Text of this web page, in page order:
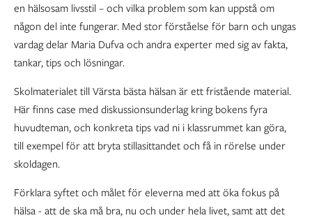
en hälsosam livsstil – och vilka problem som kan uppstå om
någon del inte fungerar. Med stor förståelse för barn och ungas
vardag delar Maria Dufva och andra experter med sig av fakta,
tankar, tips och lösningar.
Skolmaterialet till Värsta bästa hälsan är ett fristående material.
Här finns case med diskussionsunderlag kring bokens fyra
huvudteman, och konkreta tips vad ni i klassrummet kan göra,
till exempel för att bryta stillasittandet och få in rörelse under
skoldagen.
Förklara syftet och målet för eleverna med att öka fokus på
hälsa - att de ska må bra, nu och under hela livet, samt att det